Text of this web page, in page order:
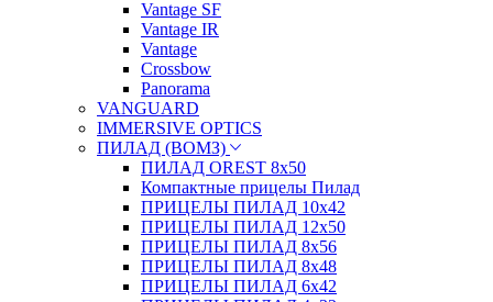
Vantage SF
Vantage IR
Vantage
Crossbow
Panorama
VANGUARD
IMMERSIVE OPTICS
ПИЛАД (ВОМЗ)
ПИЛАД OREST 8х50
Компактные прицелы Пилад
ПРИЦЕЛЫ ПИЛАД 10х42
ПРИЦЕЛЫ ПИЛАД 12х50
ПРИЦЕЛЫ ПИЛАД 8х56
ПРИЦЕЛЫ ПИЛАД 8х48
ПРИЦЕЛЫ ПИЛАД 6х42